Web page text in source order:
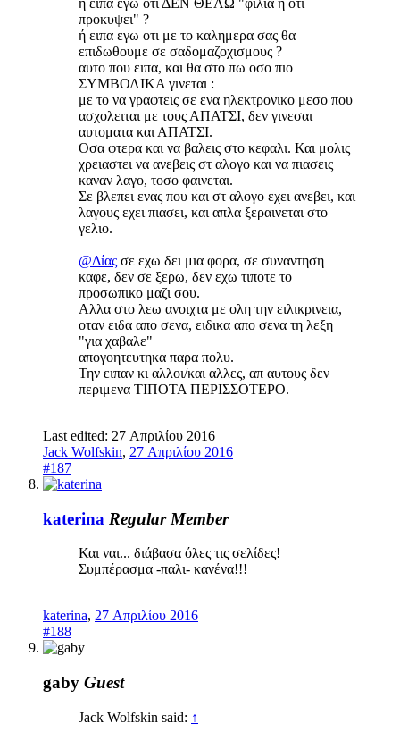
ή ειπα εγω οτι ΔΕΝ ΘΕΛΩ "φιλια ή οτι
προκυψει" ?
ή ειπα εγω οτι με το καλημερα σας θα
επιδωθουμε σε σαδομαζοχισμους ?
αυτο που ειπα, και θα στο πω οσο πιο
ΣΥΜΒΟΛΙΚΑ γινεται :
με το να γραφτεις σε ενα ηλεκτρονικο μεσο που
ασχολειται με τους ΑΠΑΤΣΙ, δεν γινεσαι
αυτοματα και ΑΠΑΤΣΙ.
Οσα φτερα και να βαλεις στο κεφαλι. Και μολις
χρειαστει να ανεβεις στ αλογο και να πιασεις
καναν λαγο, τοσο φαινεται.
Σε βλεπει ενας που και στ αλογο εχει ανεβει, και
λαγους εχει πιασει, και απλα ξεραινεται στο
γελιο.
@Δίας σε εχω δει μια φορα, σε συναντηση
καφε, δεν σε ξερω, δεν εχω τιποτε το
προσωπικο μαζι σου.
Αλλα στο λεω ανοιχτα με ολη την ειλικρινεια,
οταν ειδα απο σενα, ειδικα απο σενα τη λεξη
"για χαβαλε"
απογοητευτηκα παρα πολυ.
Την ειπαν κι αλλοι/και αλλες, απ αυτους δεν
περιμενα ΤΙΠΟΤΑ ΠΕΡΙΣΣΟΤΕΡΟ.
Last edited: 27 Απριλίου 2016
Jack Wolfskin, 27 Απριλίου 2016
#187
katerina Regular Member
Και ναι... διάβασα όλες τις σελίδες!
Συμπέρασμα -παλι- κανένα!!!
katerina, 27 Απριλίου 2016
#188
gaby Guest
Jack Wolfskin said: ↑